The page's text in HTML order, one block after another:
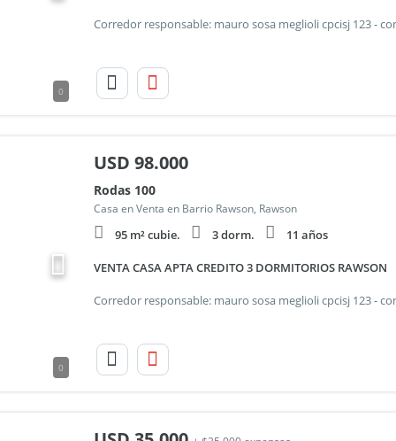
0
0
USD 98.000
Rodas 100
Casa en Venta en Barrio Rawson, Rawson
95 m² cubie. 3 dorm. 11 años
VENTA CASA APTA CREDITO 3 DORMITORIOS RAWSON